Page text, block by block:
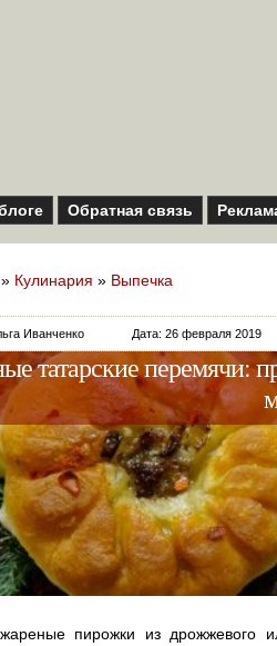
Обратная связь
» Кулинария » Выпечка
Иванченко Дата: 26 февраля 2019
татарские перемячи:
пирожки из дрожжевого